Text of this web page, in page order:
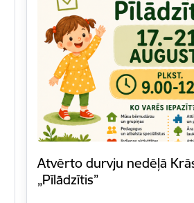
Atvērto durvju nedēļā
„Pīlādzītis”